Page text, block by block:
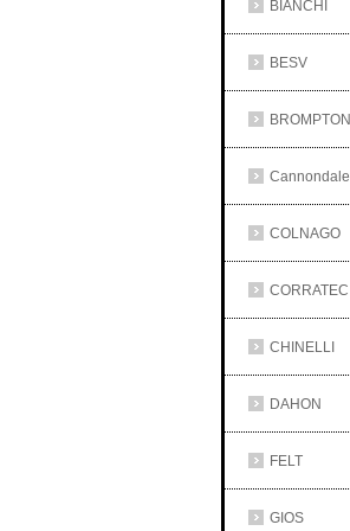
BIANCHI
BESV
BROMPTON
Cannondale
COLNAGO
CORRATEC
CHINELLI
DAHON
FELT
GIOS